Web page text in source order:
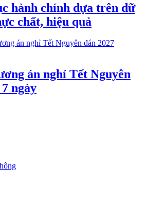
hành chính dựa trên dữ
chất, hiệu quả
án nghỉ Tết Nguyên
ngày